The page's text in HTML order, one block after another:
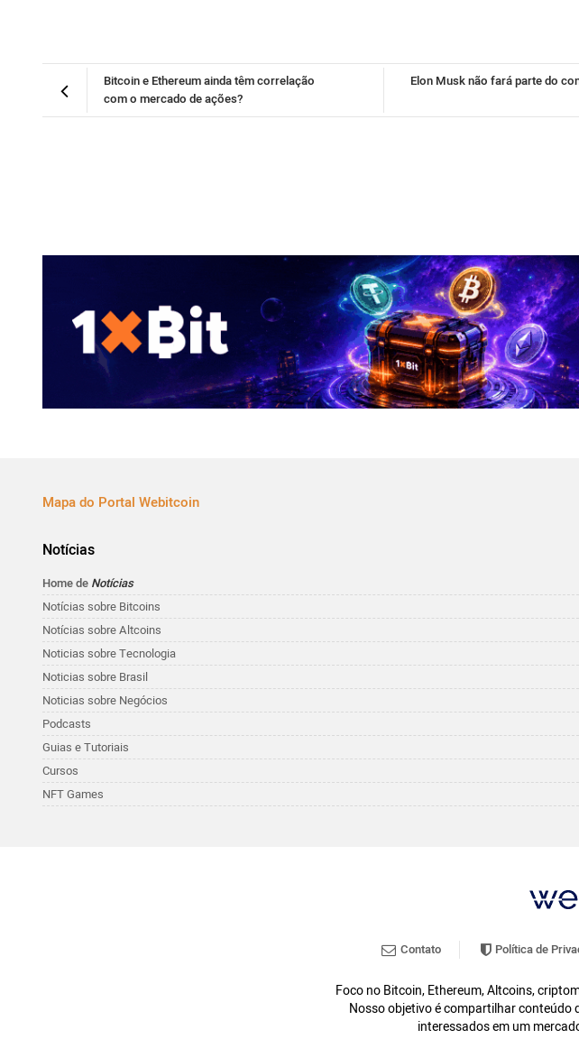
Elon Musk não fará parte do
Bitcoin e Ethereum ainda têm correlação
com o mercado de ações?
Mapa do Portal Webitcoin
Notícias
Home de Notícias
Notícias sobre Bitcoins
Notícias sobre Altcoins
Noticias sobre Tecnologia
Noticias sobre Brasil
Noticias sobre Negócios
Podcasts
Guias e Tutoriais
Cursos
NFT Games
Contato Política de
Foco no Bitcoin, Ethereum, Altcoins,
Nosso objetivo é compartilhar conteúdo
interessados em um